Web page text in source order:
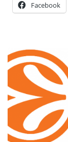
Facebook